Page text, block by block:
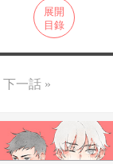
展開
目錄
下一話 »